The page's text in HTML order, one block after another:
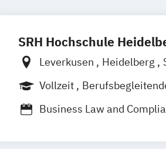
SRH Hochschule
Leverkusen Heidelberg
Vollzeit
Duales Studium
Business Law and
Wirtschaftsrecht